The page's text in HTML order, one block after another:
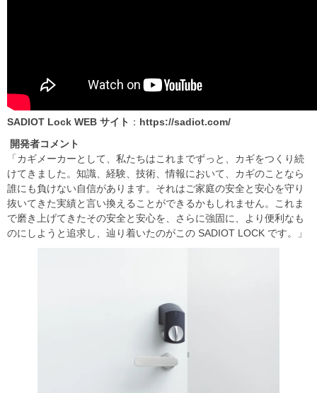
SADIOT Lock WEB サイト ： https://sadiot.com/
開発者コメント
「カギメーカーとして、私たちはこれまでずっと、カギをつくり続
けてきました。知識、経験、技術、情報において、カギのことなら
誰にも負けない自信があります。それはご家庭の安全と安心を守り
抜いてきた実績と言い換えることができるかもしれません。これま
で磨き上げてきたその安全と安心を、さらに強固に、より便利なも
のにしようと追求し、辿り着いたのがこの SADIOT LOCK です。」